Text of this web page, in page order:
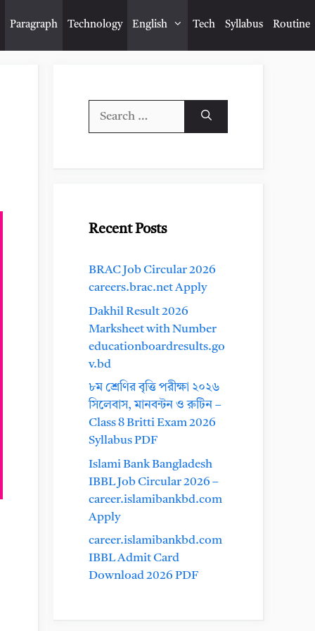
Paragraph Technology English Tech Syllabus Routine
Recent Posts
BRAC Job Circular 2026
careers.brac.net Apply
Dakhil Result 2026
Marksheet with Number
educationboardresults.go
v.bd
৮ম শ্রেণির বৃত্তি পরীক্ষা ২০২৬
সিলেবাস, মানবন্টন ও রুটিন –
Class 8 Britti Exam 2026
Syllabus PDF
Islami Bank Bangladesh
IBBL Job Circular 2026 –
career.islamibankbd.com
Apply
career.islamibankbd.com
IBBL Admit Card
Download 2026 PDF